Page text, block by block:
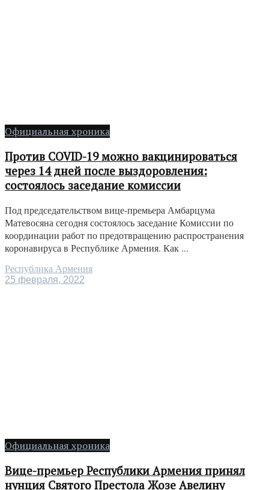
Официальная хроника
Против COVID-19 можно вакцинироваться
через 14 дней после выздоровления:
состоялось заседание комиссии
Под председательством вице-премьера Амбарцума
Матевосяна сегодня состоялось заседание Комиссии по
координации работ по предотвращению распространения
коронавируса в Республике Армения. Как ...
Республика Армения
25 февраля, 2022
Официальная хроника
Вице-премьер Республики Армения принял
нунция Святого Престола Жозе Авелину